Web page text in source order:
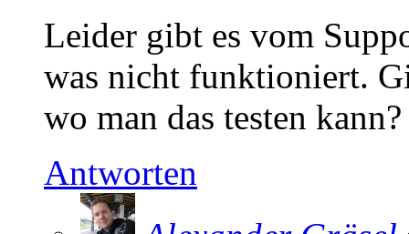
Leider gibt es vom
was nicht funktioniert.
wo man das testen kann?
Antworten